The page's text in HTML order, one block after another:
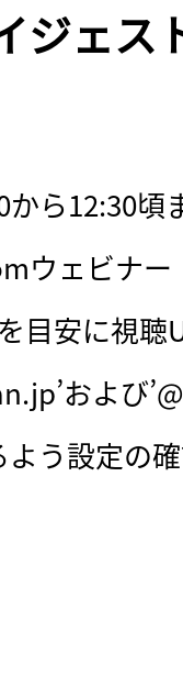
ジェス
ら12:30頃
ウェビナー
目安に視聴
および
う設定の